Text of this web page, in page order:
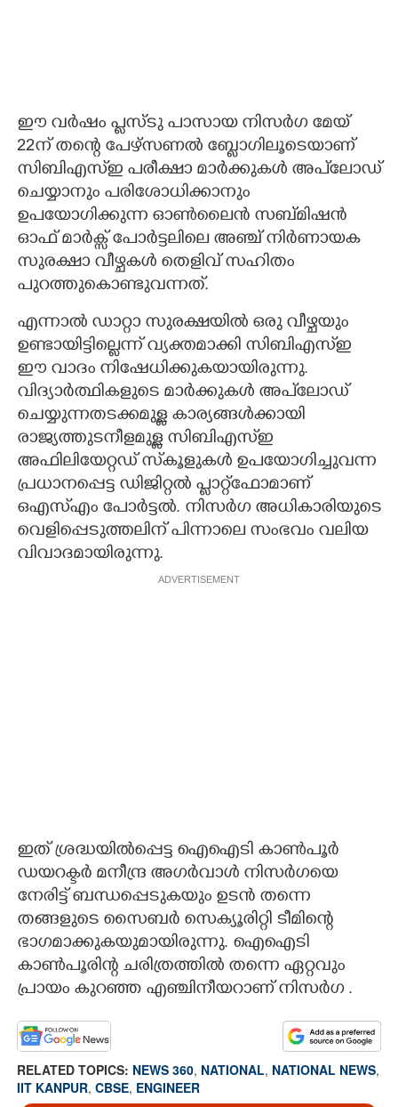
ഈ വർഷം പ്ലസ്ടു പാസായ നിസർഗ മേയ്
22ന് തന്റെ പേഴ്സണൽ ബ്ലോഗിലൂടെയാണ്
സിബിഎസ്ഇ പരീക്ഷാ മാർക്കുകൾ അപ്‌ലോഡ്
ചെയ്യാനും പരിശോധിക്കാനും
ഉപയോഗിക്കുന്ന ഓൺലൈൻ സബ്മിഷൻ
ഓഫ് മാർക്സ് പോർട്ടലിലെ അഞ്ച് നിർണായക
സുരക്ഷാ വീഴ്ചകൾ തെളിവ് സഹിതം
പുറത്തുകൊണ്ടുവന്നത്.
എന്നാൽ ഡാറ്റാ സുരക്ഷയില്‍ ഒരു വീഴ്ചയും
ഉണ്ടായിട്ടില്ലെന്ന് വ്യക്തമാക്കി സിബിഎസ്ഇ
ഈ വാദം നിഷേധിക്കുകയായിരുന്നു.
വിദ്യാര്‍ത്ഥികളുടെ മാര്‍ക്കുകള്‍ അപ്‌ലോഡ്
ചെയ്യുന്നതടക്കമുള്ള കാര്യങ്ങള്‍ക്കായി
രാജ്യത്തുടനീളമുള്ള സിബിഎസ്ഇ
അഫിലിയേറ്റഡ് സ്‌കൂളുകള്‍ ഉപയോഗിച്ചുവന്ന
പ്രധാനപ്പെട്ട ഡിജിറ്റല്‍ പ്ലാറ്റ്‌ഫോമാണ്
ഒഎസ്എം പോര്‍ട്ടല്‍. നിസ‌ർഗ അധികാരിയുടെ
വെളിപ്പെടുത്തലിന് പിന്നാലെ സംഭവം വലിയ
വിവാദമായിരുന്നു.
ADVERTISEMENT
ഇത് ശ്രദ്ധയിൽപ്പെട്ട ഐഐടി കാൺപൂർ
ഡയറക്ടർ മനീന്ദ്ര അഗർവാൾ നിസർഗയെ
നേരിട്ട് ബന്ധപ്പെടുകയും ഉടൻ തന്നെ
തങ്ങളുടെ സൈബർ സെക്യൂരിറ്റി ടീമിന്റെ
ഭാഗമാക്കുകയുമായിരുന്നു. ഐഐടി
കാൺപൂരിന്റ ചരിത്രത്തിൽ തന്നെ ഏറ്റവും
പ്രായം കുറഞ്ഞ എഞ്ചിനീയറാണ് നിസർഗ .
RELATED TOPICS: NEWS 360, NATIONAL, NATIONAL NEWS,
IIT KANPUR, CBSE, ENGINEER